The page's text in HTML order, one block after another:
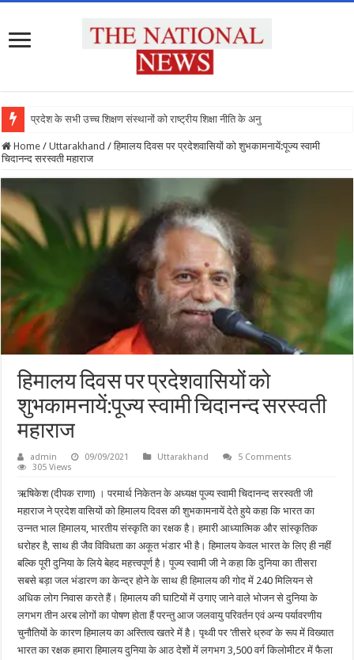
प्रदेश के सभी उच्च शिक्षण संस्थानों को राष्ट्रीय शिक्षा नीति के अनुरूप मॉडिफाई क
Home / Uttarakhand / हिमालय दिवस पर प्रदेशवासियों को शुभकामनायें:पूज्य स्वामी
चिदानन्द सरस्वती महाराज
हिमालय दिवस पर प्रदेशवासियों को
शुभकामनायें:पूज्य स्वामी चिदानन्द सरस्वती
महाराज
admin 09/09/2021 Uttarakhand
5 Comments
305 Views
ऋषिकेश (दीपक राणा) । परमार्थ निकेतन के अध्यक्ष पूज्य स्वामी चिदानन्द सरस्वती जी
महाराज ने प्रदेश वासियों को हिमालय दिवस की शुभकामनायें देते हुये कहा कि भारत का
उन्नत भाल हिमालय, भारतीय संस्कृति का रक्षक है। हमारी आध्यात्मिक और सांस्कृतिक
धरोहर है, साथ ही जैव विविधता का अकूत भंडार भी है। हिमालय केवल भारत के लिए ही नहीं
बल्कि पूरी दुनिया के लिये बेहद महत्त्वपूर्ण है। पूज्य स्वामी जी ने कहा कि दुनिया का तीसरा
सबसे बड़ा जल भंडारण का केन्द्र होने के साथ ही हिमालय की गोद में 240 मिलियन से
अधिक लोग निवास करते हैं। हिमालय की घाटियों में उगाए जाने वाले भोजन से दुनिया के
लगभग तीन अरब लोगों का पोषण होता हैं परन्तु आज जलवायु परिवर्तन एवं अन्य पर्यावरणीय
चुनौतियों के कारण हिमालय का अस्तित्व खतरे में है। पृथ्वी पर ’तीसरे ध्रुव’ के रूप में विख्यात
भारत का रक्षक हमारा हिमालय दुनिया के आठ देशों में लगभग 3,500 वर्ग किलोमीटर में फैला